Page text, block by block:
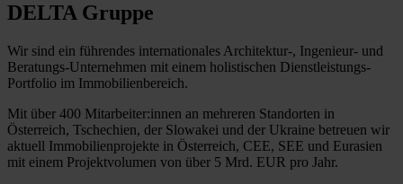
DELTA Gruppe
Wir sind ein führendes internationales Architektur-, Ingenieur- und
Beratungs-Unternehmen mit einem holistischen Dienstleistungs-
Portfolio im Immobilienbereich.
Mit über 400 Mitarbeiter:innen an mehreren Standorten in
Österreich, Tschechien, der Slowakei und der Ukraine betreuen wir
aktuell Immobilienprojekte in Österreich, CEE, SEE und Eurasien
mit einem Projektvolumen von über 5 Mrd. EUR pro Jahr.